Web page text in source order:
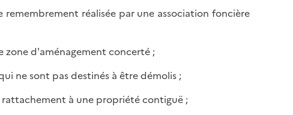
réalisée par une association foncière
zone d'aménagement concerté ;
ne sont pas destinés à être démolis ;
à une propriété contiguë ;